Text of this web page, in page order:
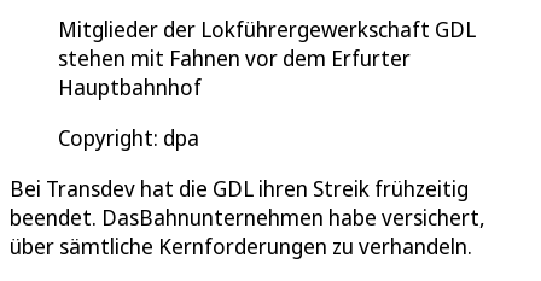
Mitglieder der Lokführergewerkschaft GDL
stehen mit Fahnen vor dem Erfurter
Hauptbahnhof
Copyright: dpa
Bei Transdev hat die GDL ihren Streik frühzeitig
beendet. DasBahnunternehmen habe versichert,
über sämtliche Kernforderungen zu verhandeln.